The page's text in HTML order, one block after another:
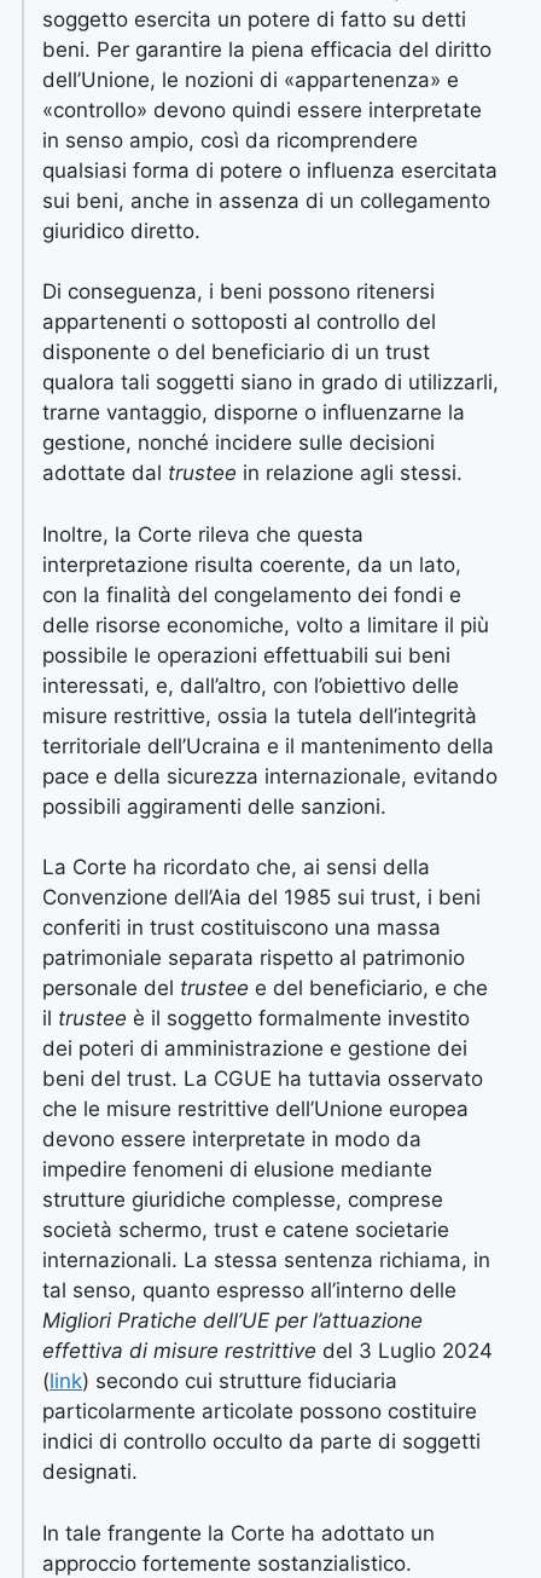
soggetto esercita un potere di fatto su detti
beni. Per garantire la piena efficacia del diritto
dell’Unione, le nozioni di «appartenenza» e
«controllo» devono quindi essere interpretate
in senso ampio, così da ricomprendere
qualsiasi forma di potere o influenza esercitata
sui beni, anche in assenza di un collegamento
giuridico diretto.
Di conseguenza, i beni possono ritenersi
appartenenti o sottoposti al controllo del
disponente o del beneficiario di un trust
qualora tali soggetti siano in grado di utilizzarli,
trarne vantaggio, disporne o influenzarne la
gestione, nonché incidere sulle decisioni
adottate dal trustee in relazione agli stessi.
Inoltre, la Corte rileva che questa
interpretazione risulta coerente, da un lato,
con la finalità del congelamento dei fondi e
delle risorse economiche, volto a limitare il più
possibile le operazioni effettuabili sui beni
interessati, e, dall’altro, con l’obiettivo delle
misure restrittive, ossia la tutela dell’integrità
territoriale dell’Ucraina e il mantenimento della
pace e della sicurezza internazionale, evitando
possibili aggiramenti delle sanzioni.
La Corte ha ricordato che, ai sensi della
Convenzione dell’Aia del 1985 sui trust, i beni
conferiti in trust costituiscono una massa
patrimoniale separata rispetto al patrimonio
personale del trustee e del beneficiario, e che
il trustee è il soggetto formalmente investito
dei poteri di amministrazione e gestione dei
beni del trust. La CGUE ha tuttavia osservato
che le misure restrittive dell’Unione europea
devono essere interpretate in modo da
impedire fenomeni di elusione mediante
strutture giuridiche complesse, comprese
società schermo, trust e catene societarie
internazionali. La stessa sentenza richiama, in
tal senso, quanto espresso all’interno delle
Migliori Pratiche dell’UE per l’attuazione
effettiva di misure restrittive del 3 Luglio 2024
(link) secondo cui strutture fiduciaria
particolarmente articolate possono costituire
indici di controllo occulto da parte di soggetti
designati.
In tale frangente la Corte ha adottato un
approccio fortemente sostanzialistico.